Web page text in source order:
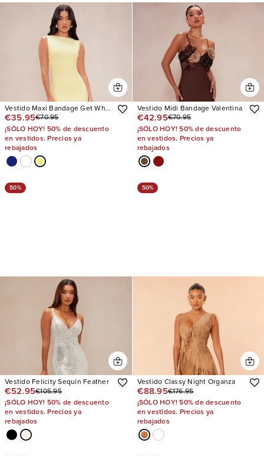
Vestido Maxi Bandage Get What
I Want
€35.95€70.95
¡SÓLO HOY! 50% de descuento
en vestidos. Precios ya
rebajados
Vestido Midi Bandage Valentina
€42.95€70.95
¡SÓLO HOY! 50% de descuento
en vestidos. Precios ya
rebajados
50%
Vestido Felicity Sequin Feather
€52.95€105.95
¡SÓLO HOY! 50% de descuento
en vestidos. Precios ya
rebajados
50%
Vestido Classy Night Organza
€88.95€176.95
¡SÓLO HOY! 50% de descuento
en vestidos. Precios ya
rebajados